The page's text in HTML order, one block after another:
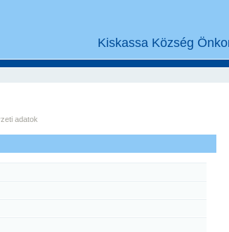
Kiskassa Község
adatok